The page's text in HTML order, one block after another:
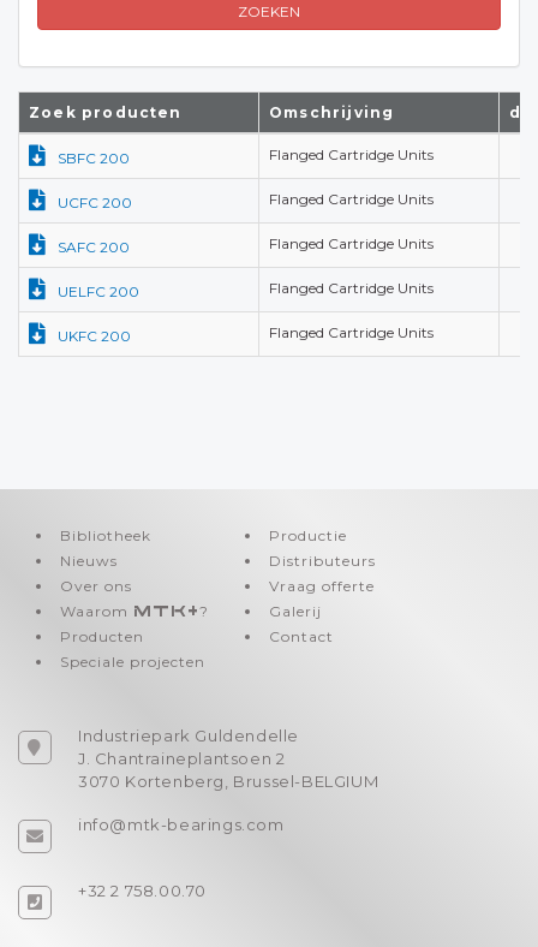
ZOEKEN
Zoek producten Omschrijving
SBFC 200 Flanged Cartridge Units
UCFC 200 Flanged Cartridge Units
SAFC 200 Flanged Cartridge Units
UELFC 200 Flanged Cartridge Units
UKFC 200 Flanged Cartridge Units
Bibliotheek
Nieuws
Over ons
Waarom MTK+?
Producten
Speciale projecten
Productie
Distributeurs
Vraag offerte
Galerij
Contact
Industriepark Guldendelle
J. Chantraineplantsoen 2
3070 Kortenberg, Brussel-BELGIUM
info@mtk-bearings.com
+32 2 758.00.70